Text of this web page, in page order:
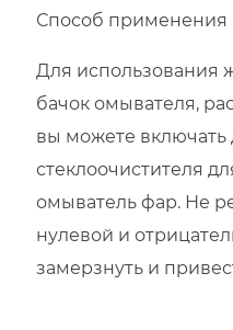
Способ применения
Для использования
бачок омывателя,
вы можете включать
стеклоочистителя
омыватель фар. Не
нулевой и
замерзнуть и